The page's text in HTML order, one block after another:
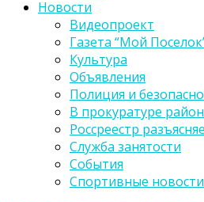
Новости
Видеопроект
Газета “Мой
Культура
Объявления
Полиция и
В прокуратуре
Россреестр
Служба занятости
События
Спортивные